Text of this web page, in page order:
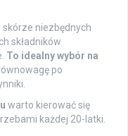
niezbędnych
składników
To idealny wybór na
po
warto kierować się
każdej 20-latki.